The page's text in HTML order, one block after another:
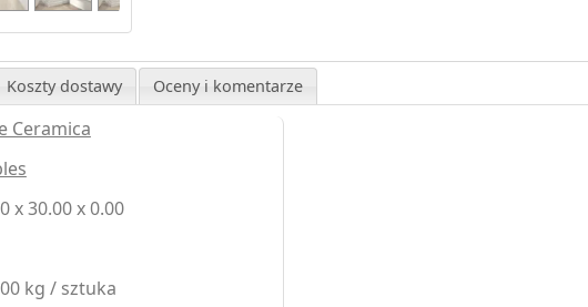
Koszty dostawy Oceny i komentarze
Ceramica
x 30.00 x 0.00
kg / sztuka